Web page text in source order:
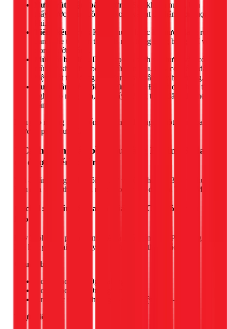
Nước rút chậm bất thường:
Sau khi xả nước, bạn
thấy nước trong bồn cầu xoáy và rút đi chậm hơn mọi
khi.
Tiếng kêu ọc ọc:
Khi xả nước hoặc khi nước đang rút,
bạn nghe thấy âm thanh lạ như tiếng bong bóng khí vỡ
trong đường ống.
Mùi hôi bốc lên:
Dù đã cọ rửa sạch sẽ nhưng vẫn có
mùi hôi khó chịu bốc lên từ bồn cầu. Đây có thể là dấu
hiệu chất thải đang bị ứ đọng và phân hủy bên trong.
Nước dâng lên rồi mới rút từ từ:
Đây là dấu hiệu tắc
nghẽn rõ ràng hơn, cho thấy đường thoát đã bị thu hẹp
đáng kể.
Nếu gặp những tình huống này, hãy thử ngay một trong ba
phương pháp dưới đây.
3 Cách thông tắc bồn cầu bằng Baking Soda
đã được kiểm chứng
Với 8 năm trong nghề, tôi đã thử và tổng hợp lại 3 công thức
hiệu quả và dễ thực hiện nhất cho các gia đình tại TPHCM.
Cách 1: Baking Soda và Giấm - "Cặp đôi hoàn
hảo"
Đây là phương pháp mạnh mẽ và phổ biến nhất. Phản ứng
hóa học giữa hai chất này tạo ra hiệu quả thông tắc rõ rệt.
Chuẩn bị:
1 cốc (khoảng 200g) baking soda
2 cốc (khoảng 450ml) giấm trắng
Ấm nước nóng (khoảng 2-3 lít, nhiệt độ 60-70°C)
Thực hiện: